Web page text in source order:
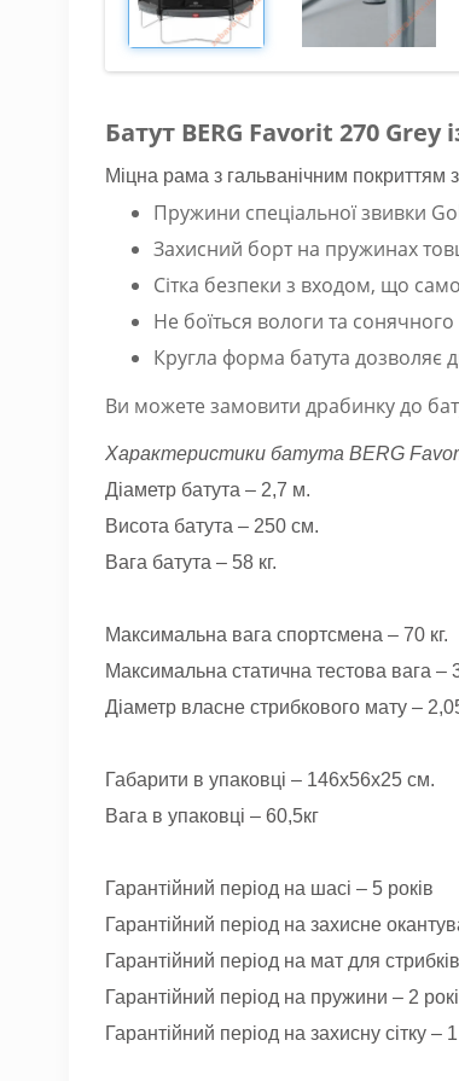
Батут BERG Favorit 270
Міцна рама з гальванічним покриттям
Пружини спеціальної звивки
Захисний борт на пружинах
Сітка безпеки з входом, що
Не боїться вологи та
Кругла форма батута дозволяє
Ви можете замовити драбинку до
Характеристики батута BERG
Діаметр батута – 2,7 м.
Висота батута – 250 см.
Вага батута – 58 кг.
Максимальна вага спортсмена – 70 кг.
Максимальна статична тестова вага –
Діаметр власне стрибкового мату –
Габарити в упаковці – 146x56x25 см.
Вага в упаковці – 60,5кг
Гарантійний період на шасі – 5 років
Гарантійний період на захисне
Гарантійний період на мат для
Гарантійний період на пружини – 2
Гарантійний період на захисну сітку – 1